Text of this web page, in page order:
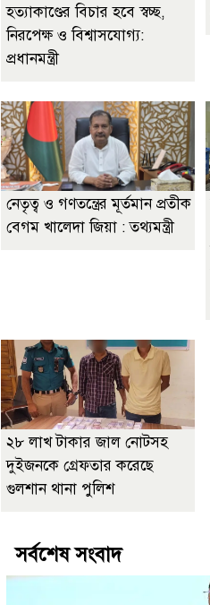
হত্যাকাণ্ডের বিচার হবে স্বচ্ছ,
নিরপেক্ষ ও বিশ্বাসযোগ্য:
প্রধানমন্ত্রী
নেতৃত্ব ও গণতন্ত্রের মূর্তমান প্রতীক
বেগম খালেদা জিয়া : তথ্যমন্ত্রী
২৮ লাখ টাকার জাল নোটসহ
দুইজনকে গ্রেফতার করেছে
গুলশান থানা পুলিশ
সর্বশেষ সংবাদ